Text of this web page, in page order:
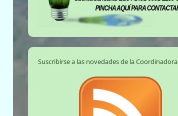
Suscribirse a las novedades de la Coordinadora